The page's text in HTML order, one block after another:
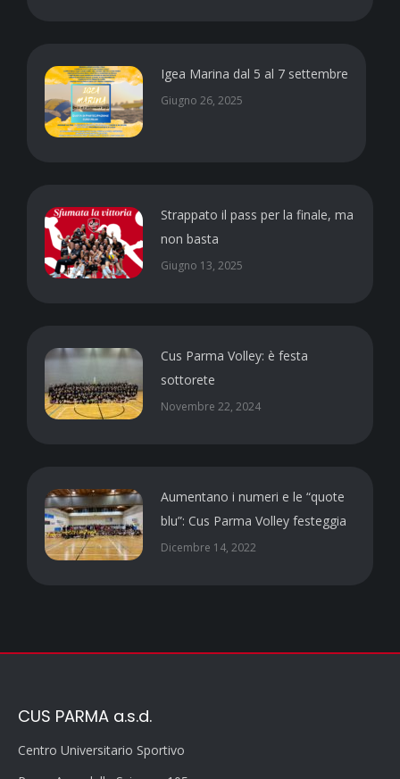
Igea Marina dal 5 al 7 settembre
Giugno 26, 2025
Strappato il pass per la finale, ma
non basta
Giugno 13, 2025
Cus Parma Volley: è festa
sottorete
Novembre 22, 2024
Aumentano i numeri e le “quote
blu”: Cus Parma Volley festeggia
Dicembre 14, 2022
CUS PARMA a.s.d.
Centro Universitario Sportivo